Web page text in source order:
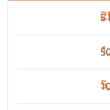
5